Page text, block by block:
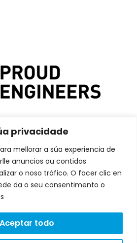
privacidade
mellorar a súa experiencia de
anuncios ou contidos
o noso tráfico. O facer clic en
da o seu consentimento o
Aceptar todo